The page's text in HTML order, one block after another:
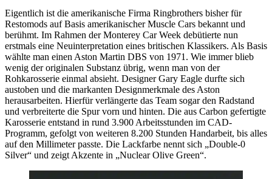
Eigentlich ist die amerikanische Firma Ringbrothers bisher für
Restomods auf Basis amerikanischer Muscle Cars bekannt und
berühmt. Im Rahmen der Monterey Car Week debütierte nun
erstmals eine Neuinterpretation eines britischen Klassikers. Als Basis
wählte man einen Aston Martin DBS von 1971. Wie immer blieb
wenig der originalen Substanz übrig, wenn man von der
Rohkarosserie einmal absieht. Designer Gary Eagle durfte sich
austoben und die markanten Designmerkmale des Aston
herausarbeiten. Hierfür verlängerte das Team sogar den Radstand
und verbreiterte die Spur vorn und hinten. Die aus Carbon gefertigte
Karosserie entstand in rund 3.900 Arbeitsstunden im CAD-
Programm, gefolgt von weiteren 8.200 Stunden Handarbeit, bis alles
auf den Millimeter passte. Die Lackfarbe nennt sich „Double-0
Silver“ und zeigt Akzente in „Nuclear Olive Green“.